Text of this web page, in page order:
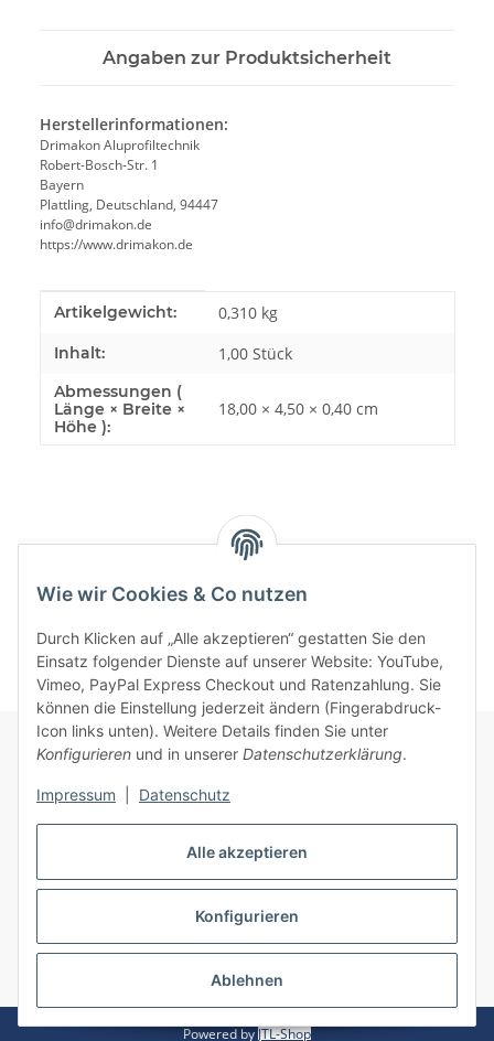
Alle akzeptieren
Konfigurieren
Ablehnen
Wie wir Cookies & Co nutzen
Durch Klicken auf „Alle akzeptieren“ gestatten Sie den
Einsatz folgender Dienste auf unserer Website: YouTube,
Vimeo, PayPal Express Checkout und Ratenzahlung. Sie
können die Einstellung jederzeit ändern (Fingerabdruck-
Icon links unten). Weitere Details finden Sie unter
Konfigurieren und in unserer Datenschutzerklärung.
Impressum Datenschutz
Angaben zur Produktsicherheit
Herstellerinformationen:
Drimakon Aluprofiltechnik
Robert-Bosch-Str. 1
Bayern
Plattling, Deutschland, 94447
info@drimakon.de
https://www.drimakon.de
Produkteigenschaft
Wert
Artikelgewicht: 0,310 kg
Inhalt: 1,00 Stück
Abmessungen (
Länge × Breite ×
Höhe ):
18,00 × 4,50 × 0,40 cm
Informationen
Gesetzliche Informationen
Vertrag widerrufen
* Alle Preise inkl. gesetzlicher USt., zzgl.Versand
Powered byJTL-Shop